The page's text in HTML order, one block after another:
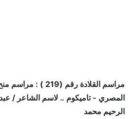
مراسم القلادة رقم
المصري - تاميكوم .. لاسم الشاعر /
الرحيم محمد